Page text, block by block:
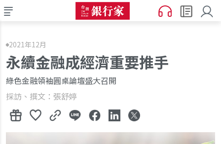
2021年12月
永續金融成經濟重要推手
綠色金融領袖圓桌論壇盛大召開
採訪、撰文：張舒婷